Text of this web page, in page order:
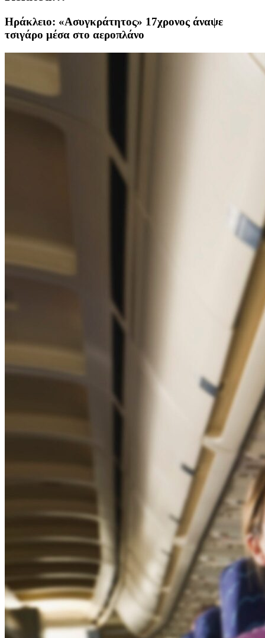
Ηράκλειο: «Ασυγκράτητος» 17χρονος άναψε
τσιγάρο μέσα στο αεροπλάνο